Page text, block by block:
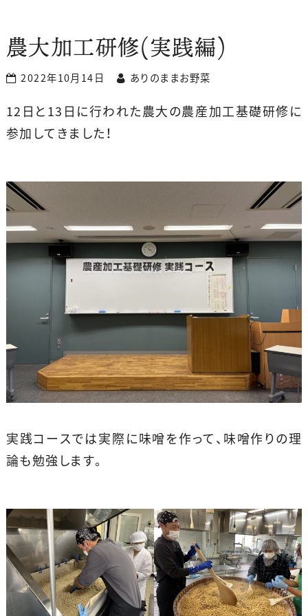
農大加工研修(実践編)
2022年10月14日 ありのままお野菜
12日と13日に行われた農大の農産加工基礎研修に
参加してきました！
実践コースでは実際に味噌を作って、味噌作りの理
論も勉強します。